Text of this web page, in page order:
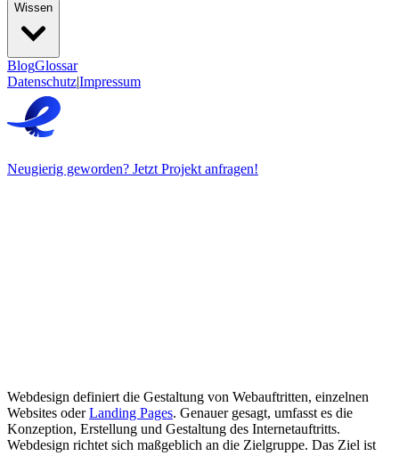
Wissen
BlogGlossar
Datenschutz|Impressum
Neugierig geworden? Jetzt Projekt anfragen!
Webdesign definiert die Gestaltung von Webauftritten, einzelnen
Websites oderLanding Pages. Genauer gesagt, umfasst es die
Konzeption, Erstellung und Gestaltung des Internetauftritts.
Webdesign richtet sich maßgeblich an die Zielgruppe. Das Ziel ist